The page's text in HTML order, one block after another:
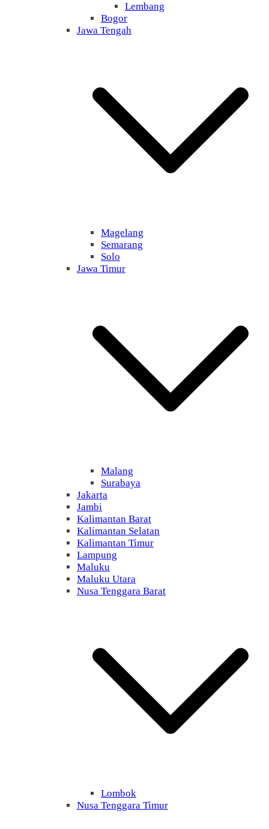
Lembang
Bogor
Jawa Tengah
Magelang
Semarang
Solo
Jawa Timur
Malang
Surabaya
Jakarta
Jambi
Kalimantan Barat
Kalimantan Selatan
Kalimantan Timur
Lampung
Maluku
Maluku Utara
Nusa Tenggara Barat
Lombok
Nusa Tenggara Timur